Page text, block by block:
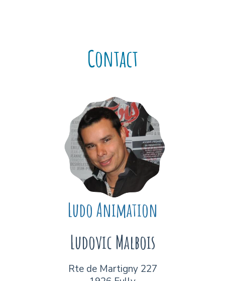
Contact
Ludo Animation
Ludovic Malbois
Rte de Martigny 227